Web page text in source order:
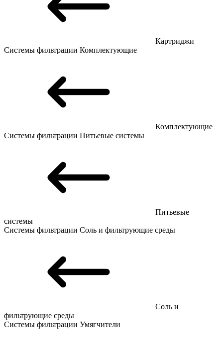
Картриджи
Системы фильтрации Комплектующие
Комплектующие
Системы фильтрации Питьевые системы
Питьевые
системы
Системы фильтрации Соль и фильтрующие среды
Соль и
фильтрующие среды
Системы фильтрации Умягчители